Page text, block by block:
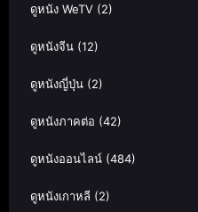
ดูหนัง WeTV (2)
ดูหนังจีน (12)
ดูหนังญี่ปุ่น (2)
ดูหนังภาคต่อ (42)
ดูหนังออนไลน์ (484)
ดูหนังเกาหลี (2)